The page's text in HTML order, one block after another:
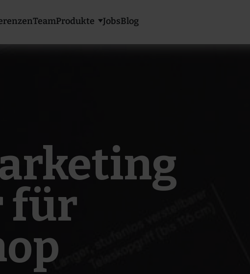
TeamProdukte Show submenu for Produkte
JobsBlog
für